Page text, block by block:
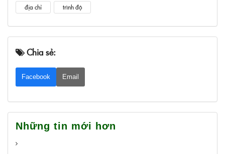
địa chỉ trình độ
Chia sẻ:
Facebook Email
Những tin mới hơn